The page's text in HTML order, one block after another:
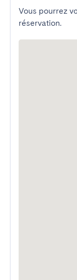
Vous pourrez
réservation.